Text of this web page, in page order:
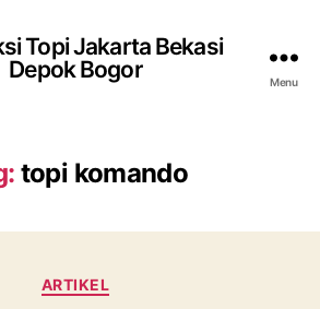
Topi Jakarta Bekasi
Depok Bogor
Menu
topi komando
Categories
ARTIKEL